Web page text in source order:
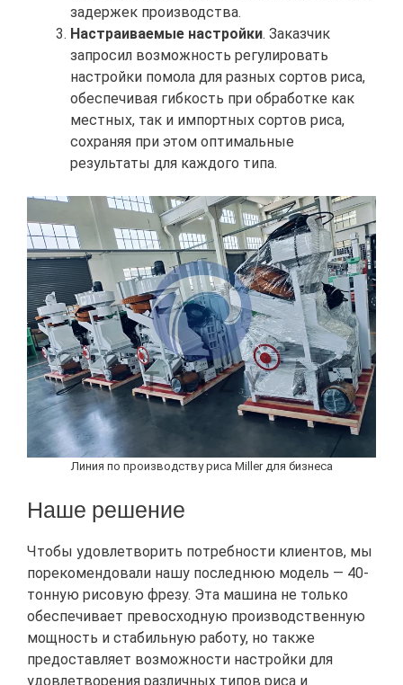
задержек производства.
Настраиваемые настройки. Заказчик
запросил возможность регулировать
настройки помола для разных сортов риса,
обеспечивая гибкость при обработке как
местных, так и импортных сортов риса,
сохраняя при этом оптимальные
результаты для каждого типа.
Линия по производству риса Miller для бизнеса
Наше решение
Чтобы удовлетворить потребности клиентов, мы
порекомендовали нашу последнюю модель — 40-
тонную рисовую фрезу. Эта машина не только
обеспечивает превосходную производственную
мощность и стабильную работу, но также
предоставляет возможности настройки для
удовлетворения различных типов риса и